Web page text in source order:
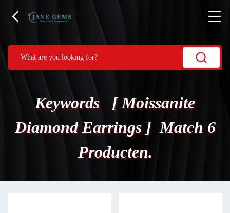
Keywords [ Moissanite
Diamond Earrings ] Match 6
Producten.